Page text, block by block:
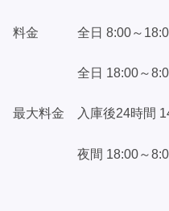
料金 全日 8:00～18:00
全日 18:00～8:00
最大料金 入庫後24時間
夜間 18:00～8:00